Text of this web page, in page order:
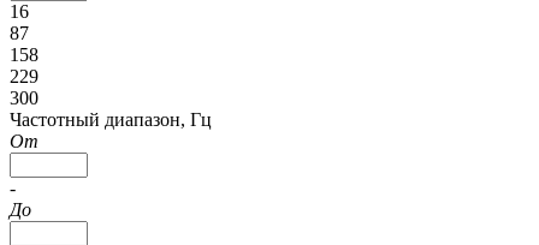
16
87
158
229
300
Частотный диапазон, Гц
От
-
До